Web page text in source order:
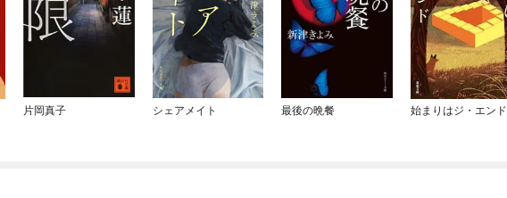
片岡真子 シェアメイト 最後の晩餐 始まりはジ・エンド